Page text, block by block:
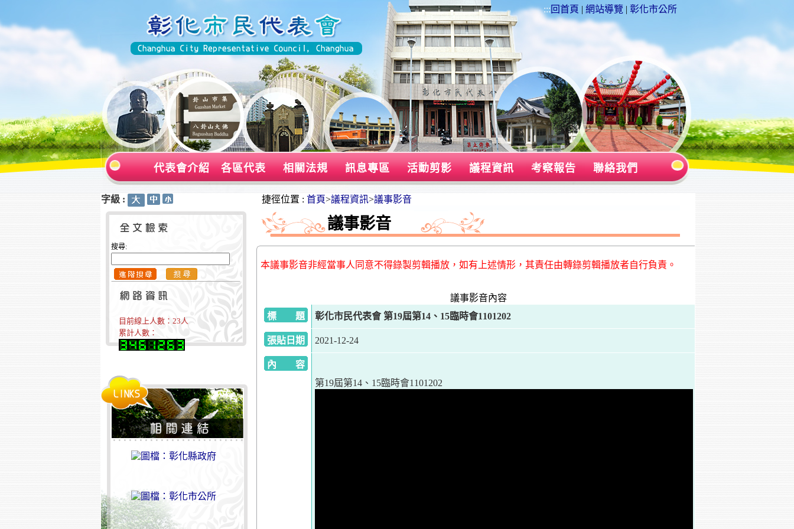
::: 回首頁 | 網站導覽 | 彰化市公所
代表會介紹 各區代表 相關法規 訊息專區 活動剪影 議程資訊 考察報告 聯絡我們
字級 :
搜尋:
目前線上人數： 23人
累計人數：
捷徑位置 : 首頁>議程資訊>議事影音
議事影音
本議事影音非經當事人同意不得錄製剪輯播放，如有上述情形，其責任由轉錄剪輯播放者自行負責。
議事影音內容
標 題
彰化市民代表會 第19屆第14、15臨時會1101202
張貼日期 2021-12-24
內 容
第19屆第14、15臨時會1101202